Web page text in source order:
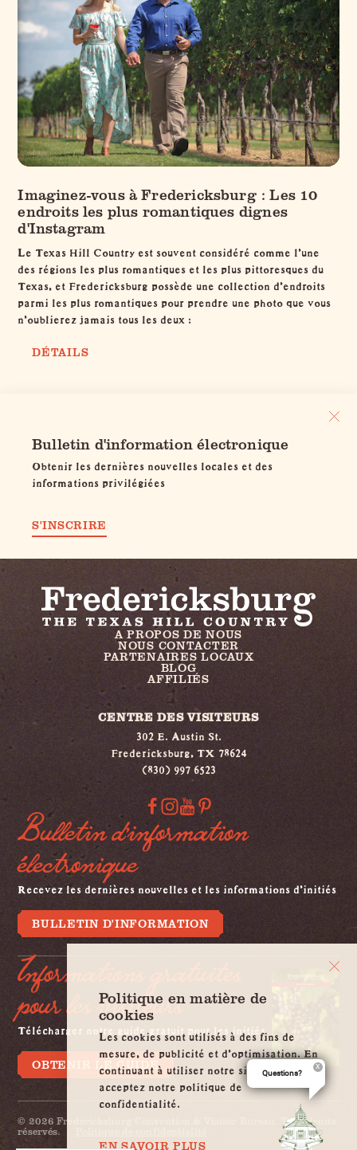
Imaginez-vous à Fredericksburg : Les 10
endroits les plus romantiques dignes
d'Instagram
Le Texas Hill Country est souvent considéré comme l'une
des régions les plus romantiques et les plus pittoresques du
Texas, et Fredericksburg possède une collection d'endroits
parmi les plus romantiques pour prendre une photo que vous
n'oublierez jamais tous les deux :
DÉTAILS
Bulletin d'information électronique
Obtenir les dernières nouvelles locales et des
informations privilégiées
S'INSCRIRE
A PROPOS DE NOUS
NOUS CONTACTER
PARTENAIRES LOCAUX
BLOG
AFFILIÉS
CENTRE DES VISITEURS
302 E. Austin St.
Fredericksburg, TX 78624
(830) 997 6523
Bulletin d'information
électronique
Recevez les dernières nouvelles et les informations d'initiés
BULLETIN D'INFORMATION
Informations gratuites
pour les visiteurs
Télécharger notre guide gratuit pour les initiés
OBTENIR LE GUIDE
© 2026 Fredericksburg Convention & Visitor Bureau. Tous droits
réservés.
Politique en matière de
cookies
Les cookies sont utilisés à des fins de
mesure, de publicité et d'optimisation. En
continuant à utiliser notre site, vous
acceptez notre politique de
confidentialité.
EN SAVOIR PLUS
Questions?